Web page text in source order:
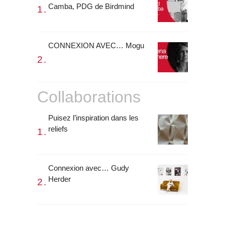
Camba, PDG de Birdmind
CONNEXION AVEC… Mogu
Collaborations
Puisez l’inspiration dans les
reliefs
Connexion avec… Gudy
Herder